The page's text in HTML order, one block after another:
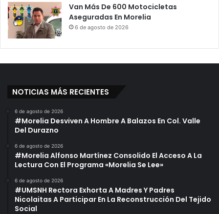
Van Más De 600 Motocicletas
Aseguradas En Morelia
6 de agosto de 2026
NOTICIAS MÁS RECIENTES
6 de agosto de 2026
#Morelia Desviven A Hombre A Balazos En Col. Valle
Del Durazno
6 de agosto de 2026
#Morelia Alfonso Martínez Consolido El Acceso A La
Lectura Con El Programa «Morelia Se Lee»
6 de agosto de 2026
#UMSNH Rectora Exhorta A Madres Y Padres
Nicolaitas A Participar En La Reconstrucción Del Tejido
Social